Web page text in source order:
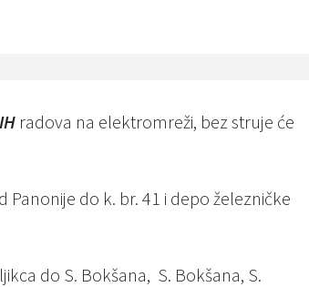
radova na elektromreži, bez struje će
Panonije do k. br. 41 i depo železničke
do S. Bokšana, S. Bokšana, S.